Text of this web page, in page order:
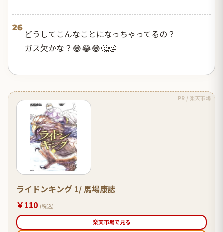
26
どうしてこんなことになっちゃってるの？
ガス欠かな？😂😂😂🤔🤔
PR / 楽天市場
ライドンキング 1/ 馬場康誌
￥110 (税込)
楽天市場で見る